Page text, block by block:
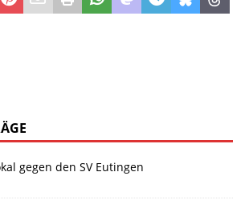
gegen den SV Eutingen